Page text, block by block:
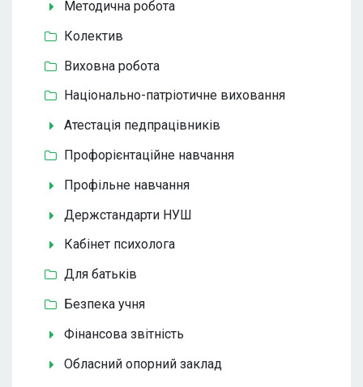
Методична робота
Колектив
Виховна робота
Національно-патріотичне виховання
Атестація педпрацівників
Профорієнтаційне навчання
Профільне навчання
Держстандарти НУШ
Кабінет психолога
Для батьків
Безпека учня
Фінансова звітність
Обласний опорний заклад